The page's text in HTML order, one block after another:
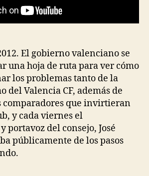
El gobierno valenciano se
una hoja de ruta para ver cómo
los problemas tanto de la
del Valencia CF, además de
comparadores que invirtieran
y cada viernes el
portavoz del consejo, José
públicamente de los pasos